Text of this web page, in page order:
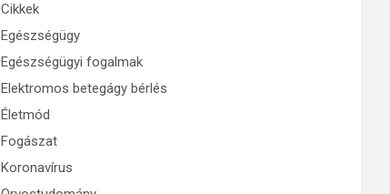
Cikkek
Egészségügy
Egészségügyi fogalmak
Elektromos betegágy bérlés
Életmód
Fogászat
Koronavírus